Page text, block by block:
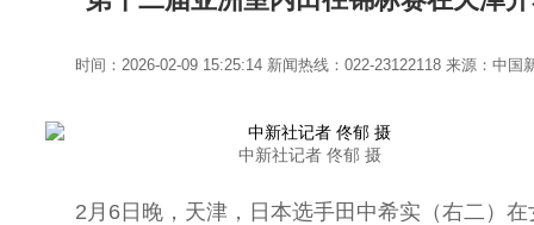
时间：2026-02-09 15:25:14 新闻热线：022-23122118来源：中国
中新社记者 佟郁 摄
2月6日晚，天津，日本选手田中希实（右二）在